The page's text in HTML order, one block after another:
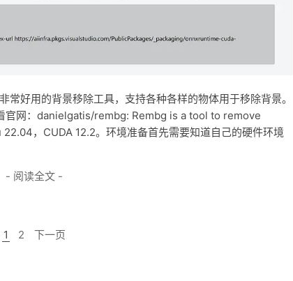
好用的背景移除工具，支持各种各样的物体用于移除背景。
官网：danielgatis/rembg: Rembg is a tool to remove
，CUDA 12.2。环境准备首先需要知道自己的硬件环境
- 阅读全文 -
1 2 下一页